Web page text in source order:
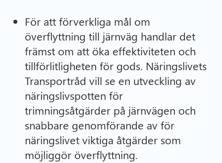
För att förverkliga mål om
överflyttning till järnväg handlar det
främst om att öka effektiviteten och
tillförlitligheten för gods. Näringslivets
Transportråd vill se en utveckling av
näringslivspotten för
trimningsåtgärder på järnvägen och
snabbare genomförande av för
näringslivet viktiga åtgärder som
möjliggör överflyttning.